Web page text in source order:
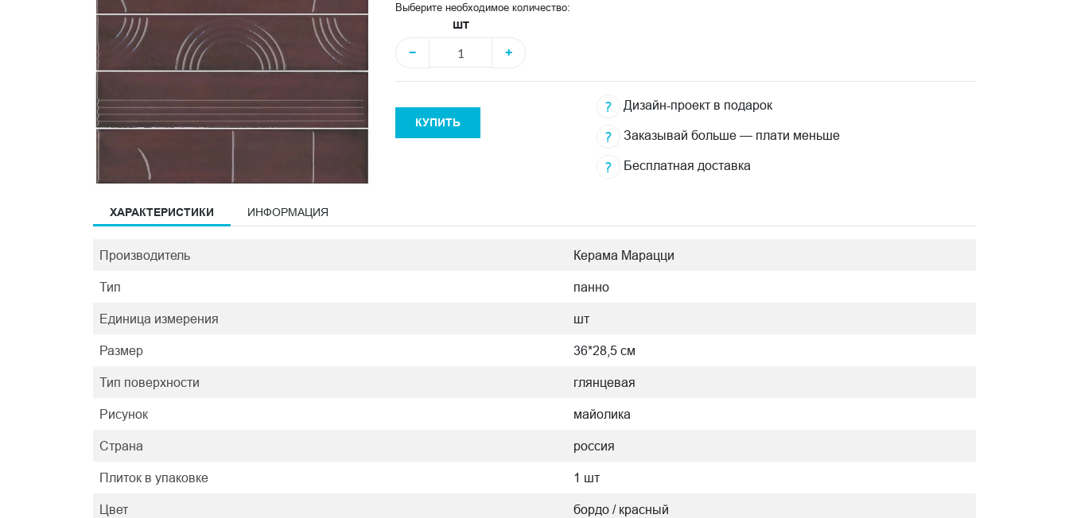
Выберите необходимое количество:
шт
−
+
КУПИТЬ
Дизайн-проект в подарок
Заказывай больше — плати меньше
Бесплатная доставка
ХАРАКТЕРИСТИКИ ИНФОРМАЦИЯ
Производитель Керама Марацци
Тип панно
Единица измерения шт
Размер 36*28,5 см
Тип поверхности глянцевая
Рисунок майолика
Страна россия
Плиток в упаковке 1 шт
Цвет бордо / красный